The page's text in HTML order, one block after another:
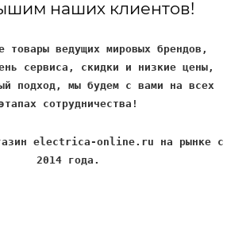
наших клиентов!
товары ведущих мировых брендов,
сервиса, скидки и низкие цены,
подход, мы будем с вами на всех
этапах сотрудничества!
electrica-online.ru на рынке с
2014 года.